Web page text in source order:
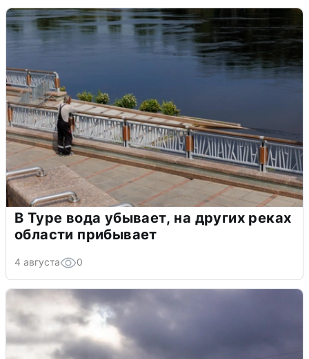
В Туре вода убывает, на других реках
области прибывает
4 августа 0